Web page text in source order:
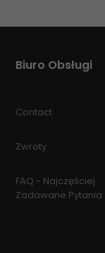
Biuro Obsługi
Contact
Zwroty
FAQ - Najczęściej
Zadawane Pytania